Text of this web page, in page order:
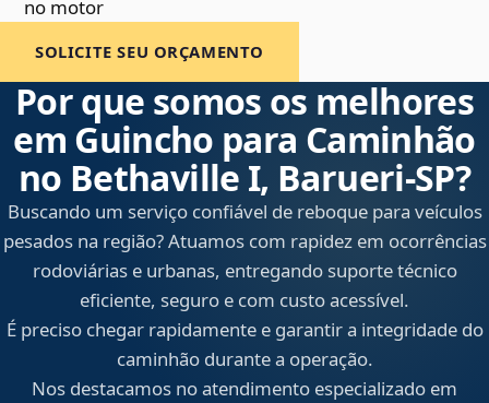
no motor
SOLICITE SEU ORÇAMENTO
Por que somos os melhores
em Guincho para Caminhão
no Bethaville I, Barueri‑SP?
Buscando um serviço confiável de reboque para veículos
pesados na região? Atuamos com rapidez em ocorrências
rodoviárias e urbanas, entregando suporte técnico
eficiente, seguro e com custo acessível.
É preciso chegar rapidamente e garantir a integridade do
caminhão durante a operação.
Nos destacamos no atendimento especializado em